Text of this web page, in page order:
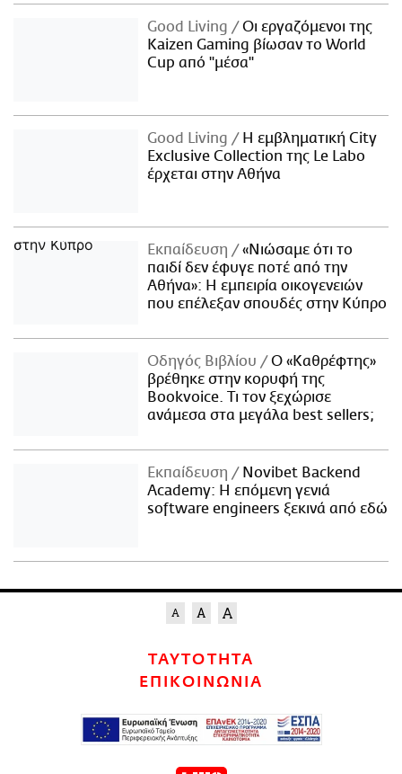
Good Living
Οι εργαζόμενοι της
Kaizen Gaming βίωσαν το World
Cup από "μέσα"
Good Living
Η εμβληματική City
Exclusive Collection της Le Labo
έρχεται στην Αθήνα
Εκπαίδευση
«Νιώσαμε ότι το
παιδί δεν έφυγε ποτέ από την
Αθήνα»: Η εμπειρία οικογενειών
που επέλεξαν σπουδές στην Κύπρο
Οδηγός Βιβλίου
Ο «Καθρέφτης»
βρέθηκε στην κορυφή της
Bookvoice. Τι τον ξεχώρισε
ανάμεσα στα μεγάλα best sellers;
Εκπαίδευση
Novibet Backend
Academy: Η επόμενη γενιά
software engineers ξεκινά από εδώ
ΤΑΥΤΟΤΗΤΑ
ΕΠΙΚΟΙΝΩΝΙΑ